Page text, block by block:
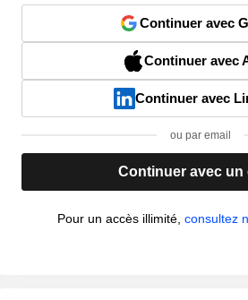
Continuer avec
Continuer avec
Continuer avec
ou par email
Continuer avec un
Pour un accès illimité, consultez